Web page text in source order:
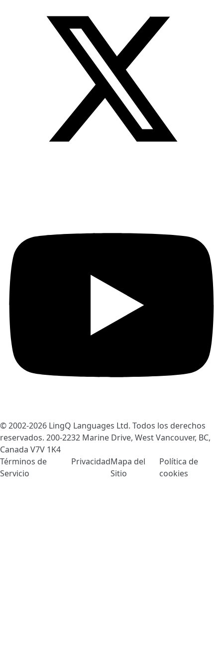
© 2002-2026 LingQ Languages Ltd. Todos los derechos
reservados. 200-2232 Marine Drive, West Vancouver, BC,
Canada V7V 1K4
Términos de
Servicio
PrivacidadMapa del
Sitio
Política de
cookies